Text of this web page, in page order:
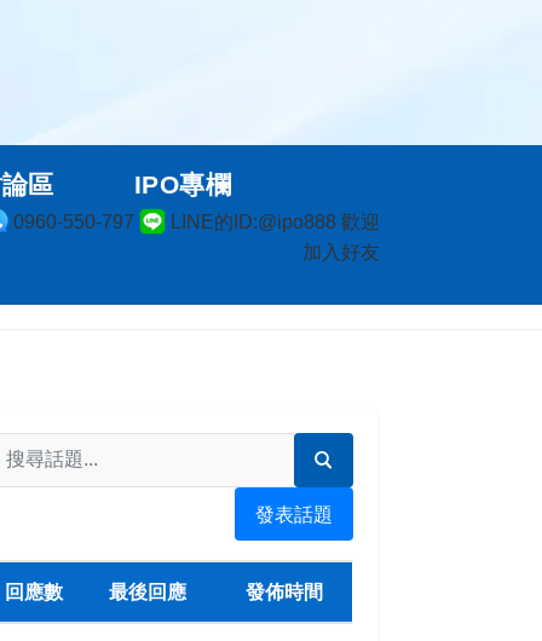
0960-550-797
LINE的ID:@ipo888 歡迎
加入好友
區 IPO專欄
發表話題
回應數 最後回應 發佈時間